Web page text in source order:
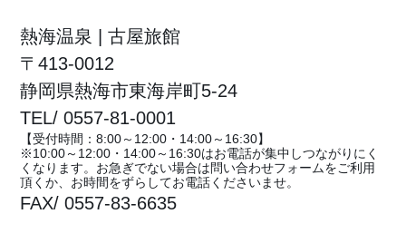
熱海温泉 | 古屋旅館
〒413-0012
静岡県熱海市東海岸町5-24
TEL/ 0557-81-0001
【受付時間：8:00～12:00・14:00～16:30】
※10:00～12:00・14:00～16:30はお電話が集中しつながりにく
くなります。お急ぎでない場合は問い合わせフォームをご利用
頂くか、お時間をずらしてお電話くださいませ。
FAX/ 0557-83-6635